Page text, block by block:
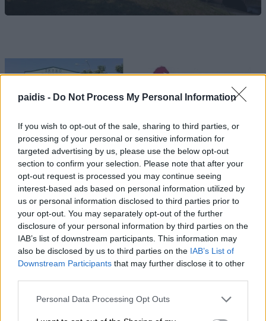
paidis - Do Not Process My Personal Information
If you wish to opt-out of the sale, sharing to third parties, or
processing of your personal or sensitive information for
targeted advertising by us, please use the below opt-out
section to confirm your selection. Please note that after your
opt-out request is processed you may continue seeing
interest-based ads based on personal information utilized by
us or personal information disclosed to third parties prior to
your opt-out. You may separately opt-out of the further
disclosure of your personal information by third parties on the
IAB’s list of downstream participants. This information may
also be disclosed by us to third parties on the IAB’s List of
Downstream Participants that may further disclose it to other
Personal Data Processing Opt Outs